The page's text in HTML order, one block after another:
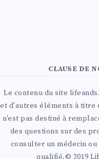
CLAUSE DE
Le contenu du site
et d'autres éléments à titre
n'est pas destiné à
des questions sur des
consulter un médecin
qualifié.© 2019